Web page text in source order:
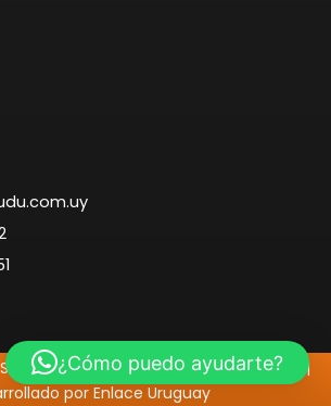
| Todos los Derechos Reservados |
por Enlace Uruguay
¿Cómo puedo ayudarte?